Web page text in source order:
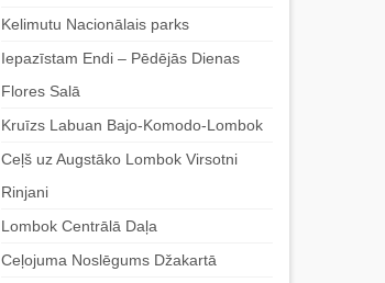
Kelimutu Nacionālais parks
Iepazīstam Endi – Pēdējās Dienas
Flores Salā
Kruīzs Labuan Bajo-Komodo-Lombok
Ceļš uz Augstāko Lombok Virsotni
Rinjani
Lombok Centrālā Daļa
Ceļojuma Noslēgums Džakartā